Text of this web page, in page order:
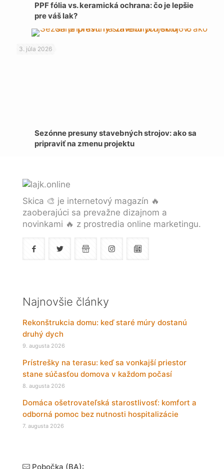
PPF fólia vs. keramická ochrana: čo je lepšie
pre váš lak?
3. júla 2026
Sezónne presuny stavebných strojov: ako sa
pripraviť na zmenu projektu
Skica 🎨 je internetový magazín 🔥
zaoberajúci sa prevažne dizajnom a
novinkami 🔥 z prostredia online marketingu.
Najnovšie články
Rekonštrukcia domu: keď staré múry dostanú
druhý dych
9. augusta 2026
Prístrešky na terasu: keď sa vonkajší priestor
stane súčasťou domova v každom počasí
8. augusta 2026
Domáca ošetrovateľská starostlivosť: komfort a
odborná pomoc bez nutnosti hospitalizácie
7. augusta 2026
Pobočka (BA):